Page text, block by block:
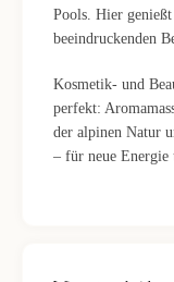
Pools. Hier
beeindruckenden
Kosmetik- und
perfekt:
der alpinen Natur
– für neue Energie